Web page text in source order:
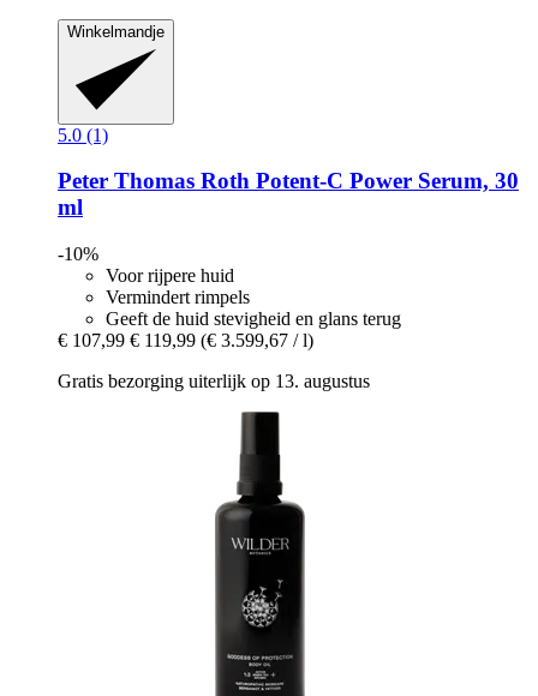
Winkelmandje
5.0 (1)
Peter Thomas Roth Potent-​C Power Serum, 30
ml
-10%
Voor rijpere huid
Vermindert rimpels
Geeft de huid stevigheid en glans terug
€ 107,99 € 119,99 (€ 3.599,67 / l)
Gratis bezorging uiterlijk op 13. augustus